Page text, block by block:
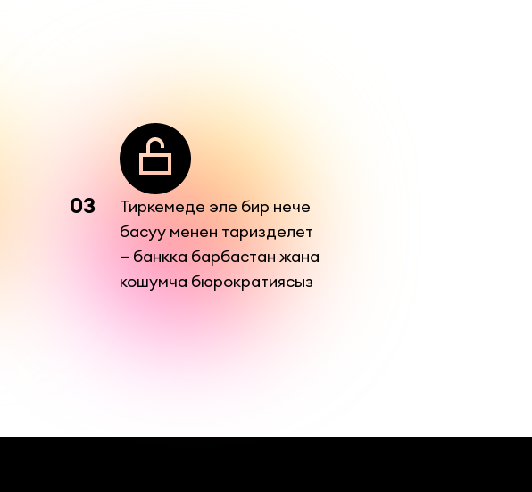
03
Тиркемеде эле бир нече
басуу менен таризделет
— банкка барбастан жана
кошумча бюрократиясыз